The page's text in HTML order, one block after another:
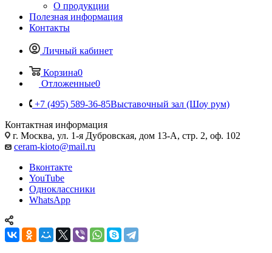
О продукции
Полезная информация
Контакты
Личный кабинет
Корзина0
Отложенные0
+7 (495) 589-36-85Выставочный зал (Шоу рум)
Контактная информация
г. Москва, ул. 1-я Дубровская, дом 13-А, стр. 2, оф. 102
ceram-kioto@mail.ru
Вконтакте
YouTube
Одноклассники
WhatsApp